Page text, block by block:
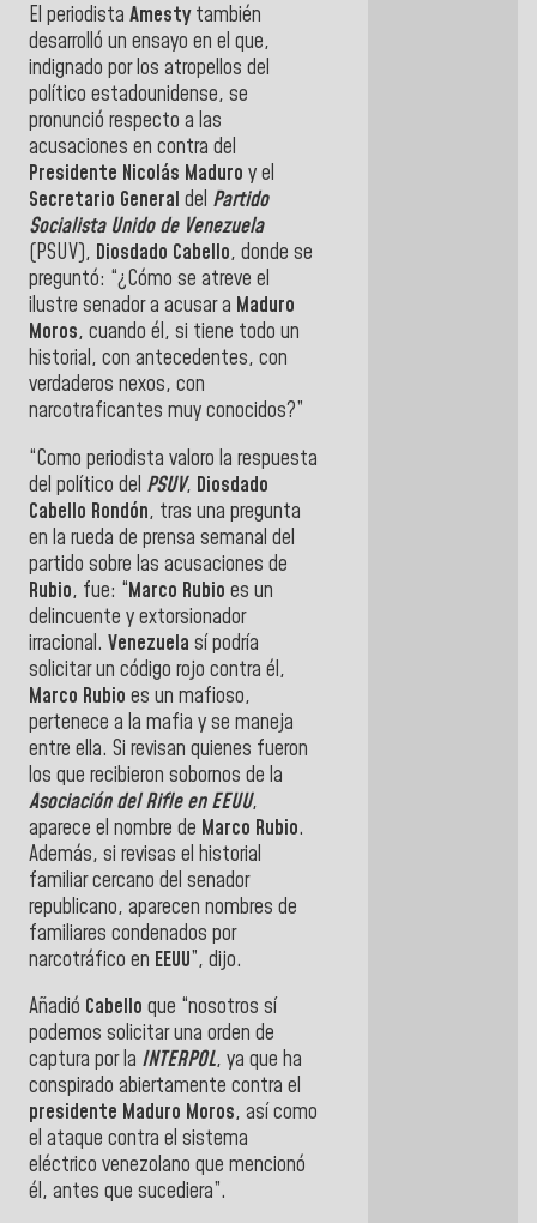
El periodista Amestytambién
desarrolló un ensayo en el que,
indignado por los atropellos del
político estadounidense, se
pronunció respecto a las
acusaciones en contra del
Presidente Nicolás Maduro y el
Secretario General del Partido
Socialista Unido de Venezuela
(PSUV), Diosdado Cabello, donde se
preguntó: “¿Cómo se atreve el
ilustre senador a acusar a Maduro
Moros, cuando él, si tiene todo un
historial, con antecedentes, con
verdaderos nexos, con
narcotraficantes muy conocidos?”
“Como periodista valoro la respuesta
del político del PSUV, Diosdado
Cabello Rondón, tras una pregunta
en la rueda de prensa semanal del
partido sobre las acusaciones de
Rubio, fue: “Marco Rubio es un
delincuente y extorsionador
irracional. Venezuela sí podría
solicitar un código rojo contra él,
Marco Rubio es un mafioso,
pertenece a la mafia y se maneja
entre ella. Si revisan quienes fueron
los que recibieron sobornos de la
Asociación del Rifle en EEUU,
aparece el nombre de Marco Rubio.
Además, si revisas el historial
familiar cercano del senador
republicano, aparecen nombres de
familiares condenados por
narcotráfico en EEUU”, dijo.
Añadió Cabello que “nosotros sí
podemos solicitar una orden de
captura por la INTERPOL, ya que ha
conspirado abiertamente contra el
presidente Maduro Moros, así como
el ataque contra el sistema
eléctrico venezolano que mencionó
él, antes que sucediera”.